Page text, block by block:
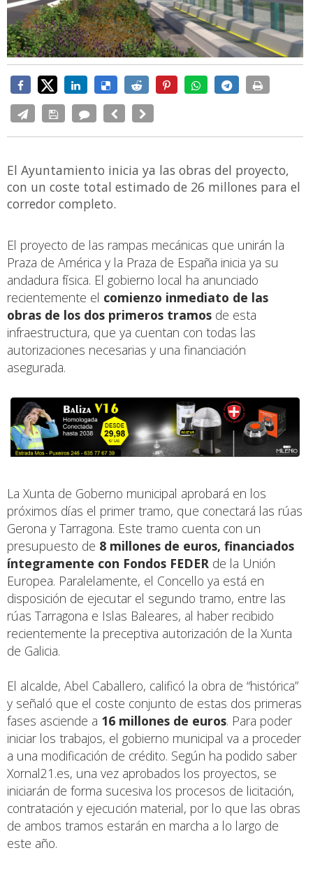
El Ayuntamiento inicia ya las obras del proyecto,
con un coste total estimado de 26 millones para el
corredor completo.
El proyecto de las rampas mecánicas que unirán la
Praza de América y la Praza de España inicia ya su
andadura física. El gobierno local ha anunciado
recientemente el comienzo inmediato de las
obras de los dos primeros tramos de esta
infraestructura, que ya cuentan con todas las
autorizaciones necesarias y una financiación
asegurada.
La Xunta de Goberno municipal aprobará en los
próximos días el primer tramo, que conectará las rúas
Gerona y Tarragona. Este tramo cuenta con un
presupuesto de 8 millones de euros, financiados
íntegramente con Fondos FEDER de la Unión
Europea. Paralelamente, el Concello ya está en
disposición de ejecutar el segundo tramo, entre las
rúas Tarragona e Islas Baleares, al haber recibido
recientemente la preceptiva autorización de la Xunta
de Galicia.
El alcalde, Abel Caballero, calificó la obra de “histórica”
y señaló que el coste conjunto de estas dos primeras
fases asciende a 16 millones de euros. Para poder
iniciar los trabajos, el gobierno municipal va a proceder
a una modificación de crédito. Según ha podido saber
Xornal21.es, una vez aprobados los proyectos, se
iniciarán de forma sucesiva los procesos de licitación,
contratación y ejecución material, por lo que las obras
de ambos tramos estarán en marcha a lo largo de
este año.